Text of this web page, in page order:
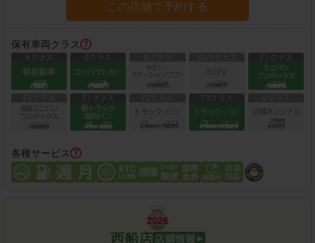
この店舗で予約する
保有車両クラス
各種サービス
西船店